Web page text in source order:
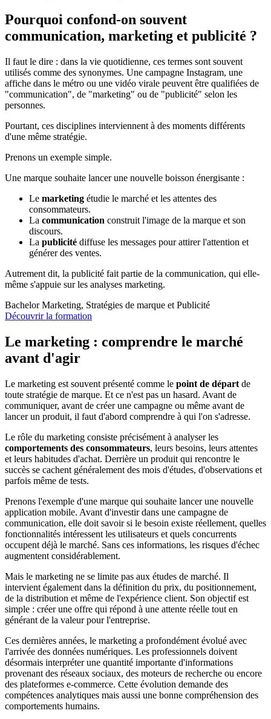
Pourquoi confond-on souvent
communication, marketing et publicité ?
Il faut le dire : dans la vie quotidienne, ces termes sont souvent
utilisés comme des synonymes. Une campagne Instagram, une
affiche dans le métro ou une vidéo virale peuvent être qualifiées de
"communication", de "marketing" ou de "publicité" selon les
personnes.
Pourtant, ces disciplines interviennent à des moments différents
d'une même stratégie.
Prenons un exemple simple.
Une marque souhaite lancer une nouvelle boisson énergisante :
Le marketing étudie le marché et les attentes des
consommateurs.
La communication construit l'image de la marque et son
discours.
La publicité diffuse les messages pour attirer l'attention et
générer des ventes.
Autrement dit, la publicité fait partie de la communication, qui elle-
même s'appuie sur les analyses marketing.
Bachelor Marketing, Stratégies de marque et Publicité
Découvrir la formation
Le marketing : comprendre le marché
avant d'agir
Le marketing est souvent présenté comme le point de départ de
toute stratégie de marque. Et ce n'est pas un hasard. Avant de
communiquer, avant de créer une campagne ou même avant de
lancer un produit, il faut d'abord comprendre à qui l'on s'adresse.
Le rôle du marketing consiste précisément à analyser les
comportements des consommateurs, leurs besoins, leurs attentes
et leurs habitudes d'achat. Derrière un produit qui rencontre le
succès se cachent généralement des mois d'études, d'observations et
parfois même de tests.
Prenons l'exemple d'une marque qui souhaite lancer une nouvelle
application mobile. Avant d'investir dans une campagne de
communication, elle doit savoir si le besoin existe réellement, quelles
fonctionnalités intéressent les utilisateurs et quels concurrents
occupent déjà le marché. Sans ces informations, les risques d'échec
augmentent considérablement.
Mais le marketing ne se limite pas aux études de marché. Il
intervient également dans la définition du prix, du positionnement,
de la distribution et même de l'expérience client. Son objectif est
simple : créer une offre qui répond à une attente réelle tout en
générant de la valeur pour l'entreprise.
Ces dernières années, le marketing a profondément évolué avec
l'arrivée des données numériques. Les professionnels doivent
désormais interpréter une quantité importante d'informations
provenant des réseaux sociaux, des moteurs de recherche ou encore
des plateformes e-commerce. Cette évolution demande des
compétences analytiques mais aussi une bonne compréhension des
comportements humains.